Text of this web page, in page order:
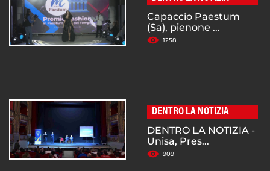
Capaccio Paestum
(Sa), pienone ...
1258
DENTRO LA NOTIZIA
DENTRO LA NOTIZIA -
Unisa, Pres...
909